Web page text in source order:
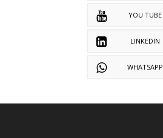
YOU TUBE
LINKEDIN
WHATSAPP